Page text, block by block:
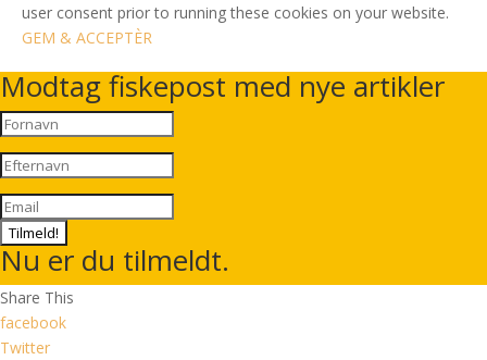
user consent prior to running these cookies on your website.
GEM & ACCEPTÈR
Modtag fiskepost med nye artikler
Tilmeld!
Nu er du tilmeldt.
Share This
facebook
Twitter